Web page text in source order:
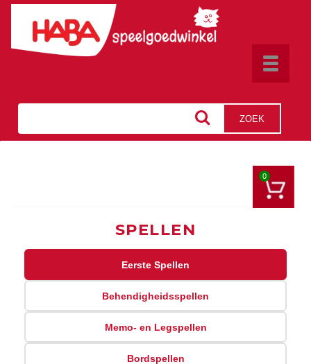
Toggle
ZOEK
0
SPELLEN
Eerste Spellen
Behendigheidsspellen
Memo- en Legspellen
Bordspellen